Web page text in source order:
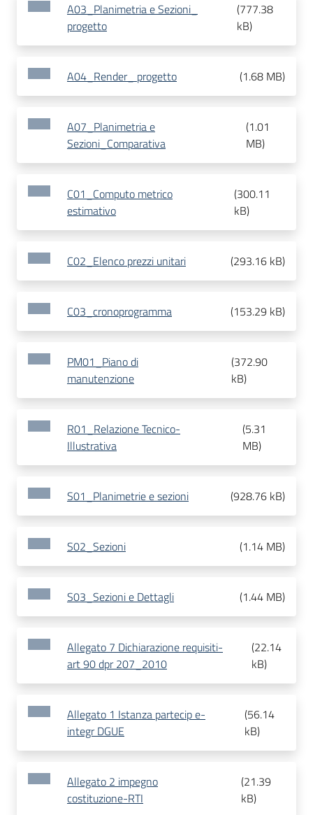
A03_Planimetria e Sezioni_
progetto
(777.38
kB)
A04_Render_ progetto (1.68 MB)
A07_Planimetria e
Sezioni_Comparativa
(1.01
MB)
C01_Computo metrico
estimativo
(300.11
kB)
C02_Elenco prezzi unitari (293.16 kB)
C03_cronoprogramma (153.29 kB)
PM01_Piano di
manutenzione
(372.90
kB)
R01_Relazione Tecnico-
Illustrativa
(5.31
MB)
S01_Planimetrie e sezioni (928.76 kB)
S02_Sezioni (1.14 MB)
S03_Sezioni e Dettagli (1.44 MB)
Allegato 7 Dichiarazione requisiti-
art 90 dpr 207_2010
(22.14
kB)
Allegato 1 Istanza partecip e-
integr DGUE
(56.14
kB)
Allegato 2 impegno
costituzione-RTI
(21.39
kB)